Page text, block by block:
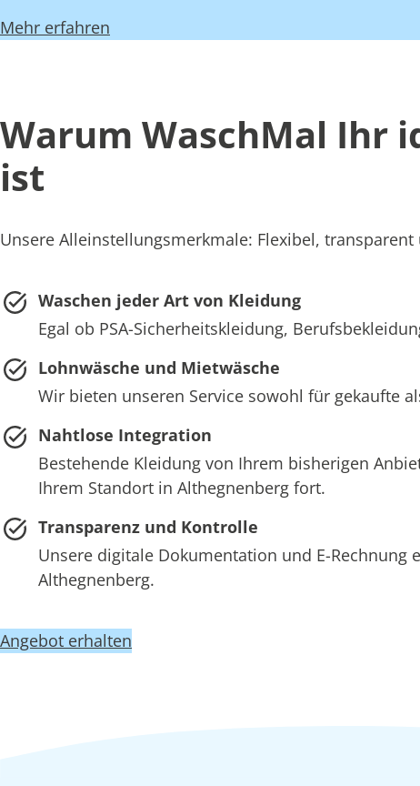
Mehr erfahren
Warum WaschMal Ihr
ist
Unsere Alleinstellungsmerkmale: Flexibel,
Waschen jeder Art von Kleidung
Egal ob PSA-Sicherheitskleidung,
Lohnwäsche und Mietwäsche
Wir bieten unseren Service sowohl für gekaufte
Nahtlose Integration
Bestehende Kleidung von Ihrem bisherigen
Ihrem Standort in Althegnenberg fort.
Transparenz und Kontrolle
Unsere digitale Dokumentation und E-
Althegnenberg.
Angebot erhalten